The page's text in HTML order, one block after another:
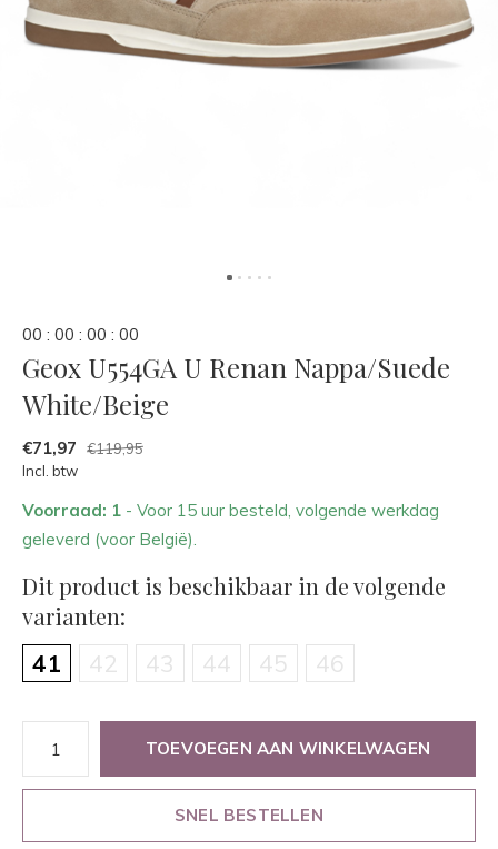
00 : 00 : 00 : 00
Geox U554GA U Renan Nappa/Suede
White/Beige
€71,97
€119,95
Incl. btw
Voorraad: 1 - Voor 15 uur besteld, volgende werkdag
geleverd (voor België).
Dit product is beschikbaar in de volgende
varianten:
41 42 43 44 45 46
TOEVOEGEN AAN WINKELWAGEN
SNEL BESTELLEN